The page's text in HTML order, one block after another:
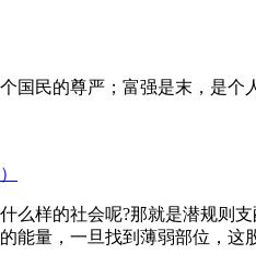
国民的尊严；富强是末，是
么样的社会呢?那就是潜规则
能量，一旦找到薄弱部位，这